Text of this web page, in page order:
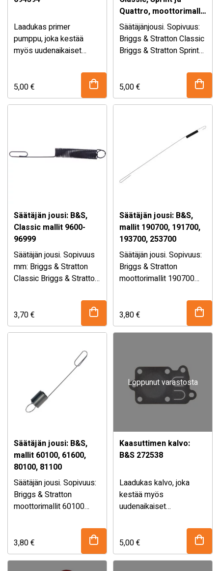
Laadukas primer
pumppu, joka kestää
myös uudenaikaiset
ulkohalkaisija 23,5 mm.
Sopivuus: Briggs &
5,00€
Quattro, moottorimallit
098902, 09C902
Säätäjänjousi. Sopivuus:
Briggs & Stratton Classic
Briggs & Stratton Sprint
moottorimallit: 098902
09C902 09D902 Korvaa
5,00€
Säätäjän jousi: B&S,
Classic mallit 9600-
96999
Säätäjän jousi. Sopivuus
mm: Briggs & Stratton
Classic Briggs & Stratton
Quattro Briggs & Stratton
Mallit 9600-96999
Korvaa
Briggs & Stratton 262759
3,70€
Säätäjän jousi: B&S,
mallit 190700, 191700,
193700, 253700
Säätäjän jousi. Sopivuus:
Briggs & Stratton
moottorimallit 190700
alkuperäisnumerot:
Briggs & Stratton 692207
3,80€
Säätäjän jousi: B&S,
mallit 60100, 61600,
80100, 81100
Säätäjän jousi. Sopivuus:
Briggs & Stratton
moottorimallit 60100
alkuperäisnumerot:
Briggs & Stratton 692205
3,80€
Loppunut varastosta
Kaasuttimen kalvo:
B&S 272538
Laadukas kalvo, joka
kestää myös
uudenaikaiset
Briggs&Stratton 3-5 Hv
vanhemmissa vaaka-
akseli moottoreissa.
5,00€